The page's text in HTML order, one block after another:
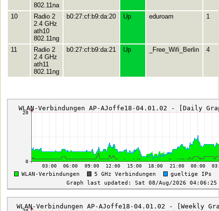
802.11na
10
Radio 2
2.4 GHz
ath10
802.11ng
b0:27:cf:b9:da:20 Up eduroam 1
11
Radio 2
2.4 GHz
ath11
802.11ng
b0:27:cf:b9:da:21 Up _Free_Wifi_Berlin 4